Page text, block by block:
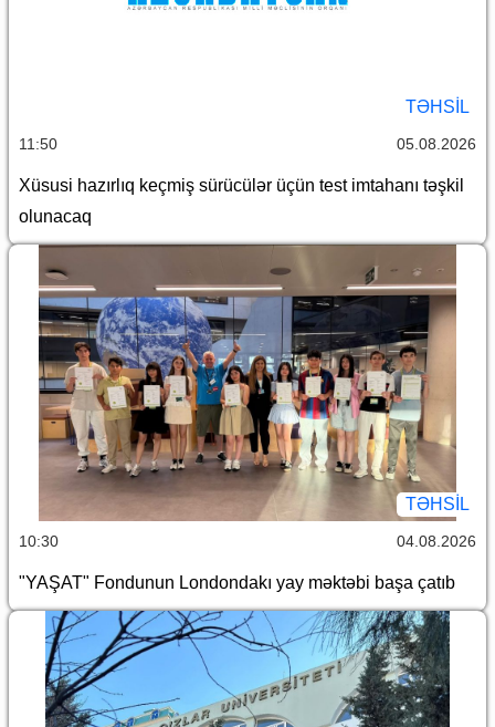
TƏHSIL
11:50 05.08.2026
Xüsusi hazırlıq keçmiş sürücülər üçün test imtahanı təşkil
olunacaq
TƏHSIL
10:30 04.08.2026
"YAŞAT" Fondunun Londondakı yay məktəbi başa çatıb